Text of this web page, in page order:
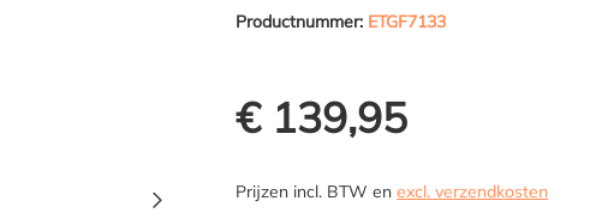
Productnummer: ETGF7133
€ 139,95
Prijzen incl. BTW enexcl. verzendkosten